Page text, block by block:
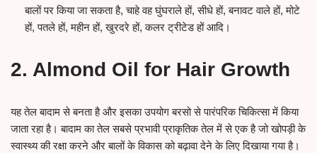
बालों पर किया जा सकता है, चाहे वह घुंघराले हों, सीधे हों, बनावट वाले हों, मोटे
हों, पतले हों, महीन हों, खुरदरे हों, कलर ट्रीटेड हों आदि।
2. Almond Oil for Hair Growth
यह तेल बादाम से बनता है और इसका उपयोग बरसो से पारंपरिक चिकित्सा में किया
जाता रहा है। बादाम का तेल सबसे प्रभावी प्राकृतिक तेल में से एक है जो खोपड़ी के
स्वास्थ्य की रक्षा करने और बालों के विकास को बढ़ावा देने के लिए दिखाया गया है।